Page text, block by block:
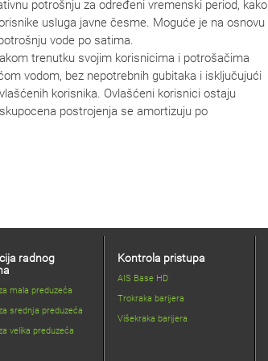
potrošnju za određeni vremenski period, kako
usluga javne česme. Moguće je na osnovu
vode po satima.
trenutku svojim korisnicima i potrošačima
vodom, bez nepotrebnih gubitaka i isključujući
korisnika. Ovlašćeni korisnici ostaju
postrojenja se amortizuju po
radnog
mala preduzeća
srednja preduzeća
velika preduzeća
Kontrola pristupa
AIS Base HD
Trokraka barijera
Višekraka barijera